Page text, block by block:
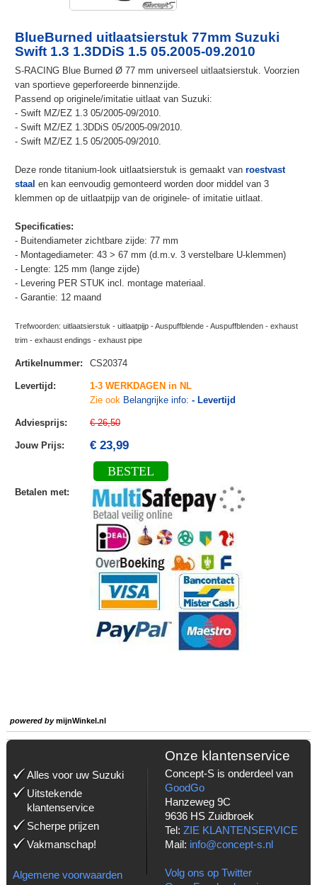
BlueBurned uitlaatsierstuk 77mm Suzuki
Swift 1.3 1.3DDiS 1.5 05.2005-09.2010
S-RACING Blue Burned Ø 77 mm universeel uitlaatsierstuk. Voorzien
van sportieve geperforeerde binnenzijde.
Passend op originele/imitatie uitlaat van Suzuki:
- Swift MZ/EZ 1.3 05/2005-09/2010.
- Swift MZ/EZ 1.3DDiS 05/2005-09/2010.
- Swift MZ/EZ 1.5 05/2005-09/2010.
Deze ronde titanium-look uitlaatsierstuk is gemaakt van roestvast
staal en kan eenvoudig gemonteerd worden door middel van 3
klemmen op de uitlaatpijp van de originele- of imitatie uitlaat.
Specificaties:
- Buitendiameter zichtbare zijde: 77 mm
- Montagediameter: 43 > 67 mm (d.m.v. 3 verstelbare U-klemmen)
- Lengte: 125 mm (lange zijde)
- Levering PER STUK incl. montage materiaal.
- Garantie: 12 maand
Trefwoorden: uitlaatsierstuk - uitlaatpijp - Auspuffblende - Auspuffblenden - exhaust
trim - exhaust endings - exhaust pipe
Artikelnummer: CS20374
Levertijd :
1-3 WERKDAGEN in NL
Zie ook Belangrijke info: - Levertijd
Adviesprijs: € 26,50
Jouw Prijs: € 23,99
BESTEL
Betalen met:
powered bymijnWinkel.nl
Alles voor uw Suzuki
Uitstekende
klantenservice
Scherpe prijzen
Vakmanschap!
Algemene voorwaarden
Onze klantenservice
Concept-S is onderdeel van
GoodGo
Hanzeweg 9C
9636 HS Zuidbroek
Tel: ZIE KLANTENSERVICE
Mail: info@concept-s.nl
Volg ons op Twitter